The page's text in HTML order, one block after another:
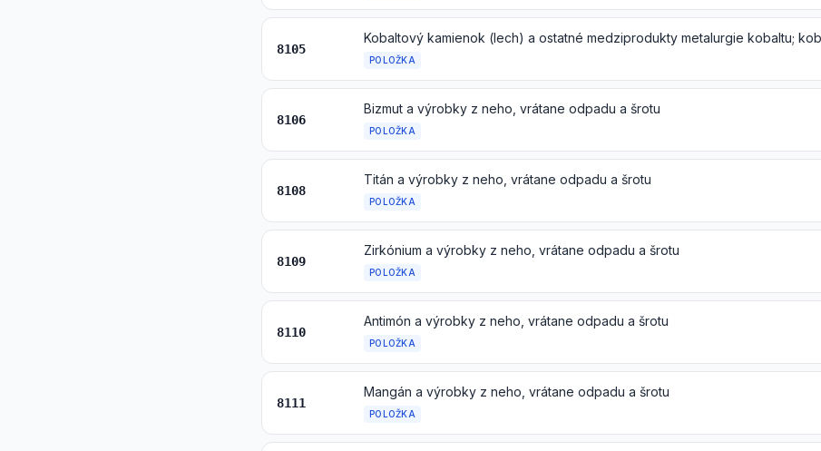
8105
POLOŽKA
8106
Bizmut a výrobky z neho, vrátane odpadu a šrotu
POLOŽKA
8108
Titán a výrobky z neho, vrátane odpadu a šrotu
POLOŽKA
8109
Zirkónium a výrobky z neho, vrátane odpadu a šrotu
POLOŽKA
8110
Antimón a výrobky z neho, vrátane odpadu a šrotu
POLOŽKA
8111
Mangán a výrobky z neho, vrátane odpadu a šrotu
POLOŽKA